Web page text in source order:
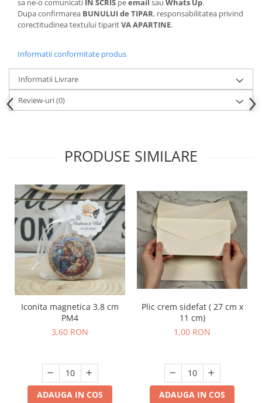
sa ne-o comunicati IN SCRIS peemail sau Whats Up.
Dupa confirmarea BUNULUI de TIPAR, responsabilitatea privind
corectitudinea textului tiparitVA APARTINE.
Informatii conformitate produs
Informatii Livrare
Review-uri(0)
PRODUSE SIMILARE
Iconita magnetica 3.8 cm
PM4
3,60 RON
ADAUGA IN COS
Plic crem sidefat ( 27 cm x
11 cm)
1,00 RON
ADAUGA IN COS